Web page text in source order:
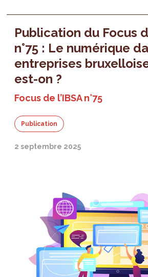
Publication du Focus
n°75 : Le numérique
entreprises
est-on ?
Focus de l’IBSA n°75
Publication
2 septembre 2025